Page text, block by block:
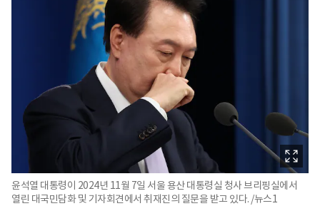
윤석열 대통령이 2024년 11월 7일 서울 용산 대통령실 청사 브리핑실에서
열린 대국민담화 및 기자회견에서 취재진의 질문을 받고 있다. /뉴스1